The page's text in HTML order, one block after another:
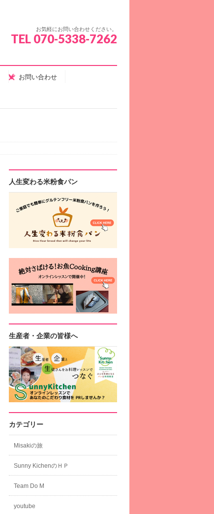
お気軽にお問い合わせください。
TEL 070-5338-7262
お問い合わせ
人生変わる米粉食パン
生産者・企業の皆様へ
カテゴリー
Misakiの旅
Sunny KichenのＨＰ
Team Do M
youtube